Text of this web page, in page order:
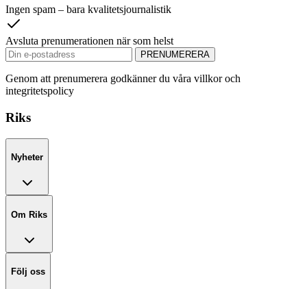
Ingen spam – bara kvalitetsjournalistik
Avsluta prenumerationen när som helst
PRENUMERERA
Genom att prenumerera godkänner du våra villkor och
integritetspolicy
Riks
Nyheter
Om Riks
Följ oss